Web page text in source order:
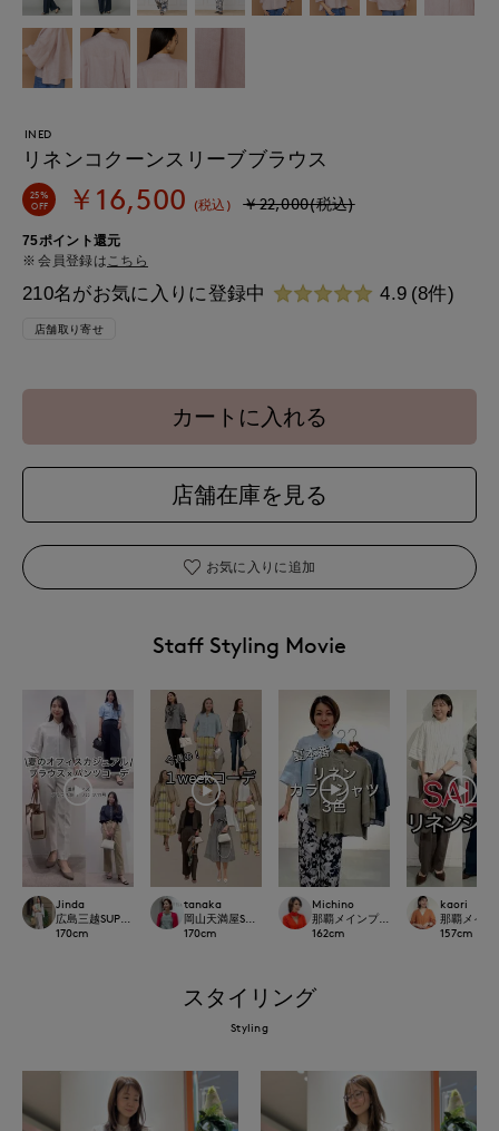
INED
リネンコクーンスリーブブラウス
25%
OFF
￥16,500 (税込) ￥22,000(税込)
75ポイント還元
会員登録はこちら
210名がお気に入りに登録中 4.9 (8件)
店舗取り寄せ
カートに入れる
店舗在庫を見る
お気に入りに追加
Staff Styling Movie
Jinda
広島三越SUPERIORCLOSET
170cm
tanaka
岡山天満屋SUPERIORCLOSET
170cm
Michino
那覇メインプレイス
162cm
kaori
那覇メイ
157cm
スタイリング
Styling